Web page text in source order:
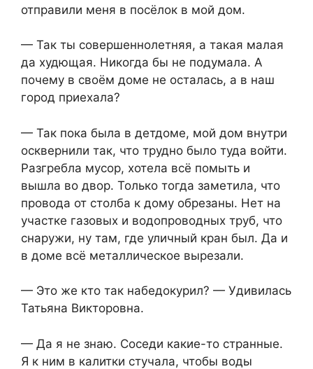
отправили меня в посёлок в мой дом.
— Так ты совершеннолетняя, а такая малая
да худющая. Никогда бы не подумала. А
почему в своём доме не осталась, а в наш
город приехала?
— Так пока была в детдоме, мой дом внутри
осквернили так, что трудно было туда войти.
Разгребла мусор, хотела всё помыть и
вышла во двор. Только тогда заметила, что
провода от столба к дому обрезаны. Нет на
участке газовых и водопроводных труб, что
снаружи, ну там, где уличный кран был. Да и
в доме всё металлическое вырезали.
— Это же кто так набедокурил? — Удивилась
Татьяна Викторовна.
— Да я не знаю. Соседи какие-то странные.
Я к ним в калитки стучала, чтобы воды